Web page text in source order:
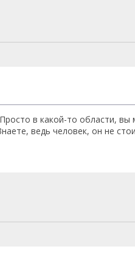
в какой-то области,
ведь человек, он не